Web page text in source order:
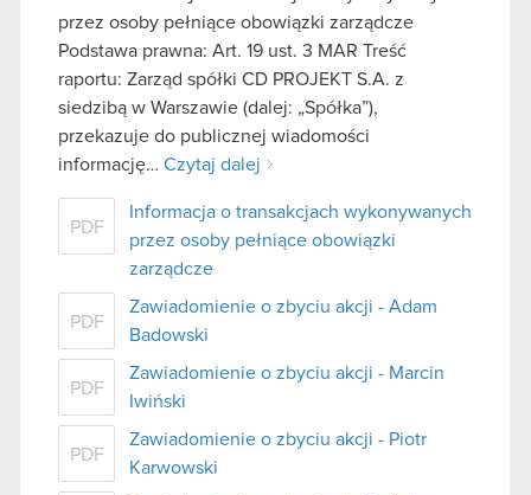
przez osoby pełniące obowiązki zarządcze
Podstawa prawna: Art. 19 ust. 3 MAR Treść
raportu: Zarząd spółki CD PROJEKT S.A. z
siedzibą w Warszawie (dalej: „Spółka”),
przekazuje do publicznej wiadomości
informację… Czytaj dalej
PDF
Informacja o transakcjach wykonywanych
przez osoby pełniące obowiązki
zarządcze
PDF
Zawiadomienie o zbyciu akcji - Adam
Badowski
PDF
Zawiadomienie o zbyciu akcji - Marcin
Iwiński
PDF
Zawiadomienie o zbyciu akcji - Piotr
Karwowski